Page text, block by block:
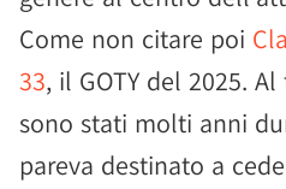
Come non citare poi
33, il GOTY del 2025.
sono stati molti anni
pareva destinato a